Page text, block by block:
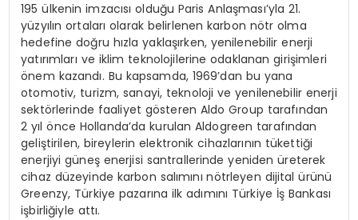
195 ülkenin imzacısı olduğu Paris Anlaşması’yla 21.
yüzyılın ortaları olarak belirlenen karbon nötr olma
hedefine doğru hızla yaklaşırken, yenilenebilir enerji
yatırımları ve iklim teknolojilerine odaklanan girişimleri
önem kazandı. Bu kapsamda, 1969’dan bu yana
otomotiv, turizm, sanayi, teknoloji ve yenilenebilir enerji
sektörlerinde faaliyet gösteren Aldo Group tarafından
2 yıl önce Hollanda’da kurulan Aldogreen tarafından
geliştirilen, bireylerin elektronik cihazlarının tükettiği
enerjiyi güneş enerjisi santrallerinde yeniden üreterek
cihaz düzeyinde karbon salımını nötrleyen dijital ürünü
Greenzy, Türkiye pazarına ilk adımını Türkiye İş Bankası
işbirliğiyle attı.